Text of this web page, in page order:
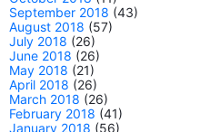
September 2018 (43)
August 2018 (57)
July 2018 (26)
June 2018 (26)
May 2018 (21)
April 2018 (26)
March 2018 (26)
February 2018 (41)
January 2018 (56)